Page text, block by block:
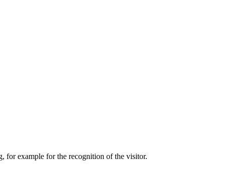
for example for the recognition of the visitor.